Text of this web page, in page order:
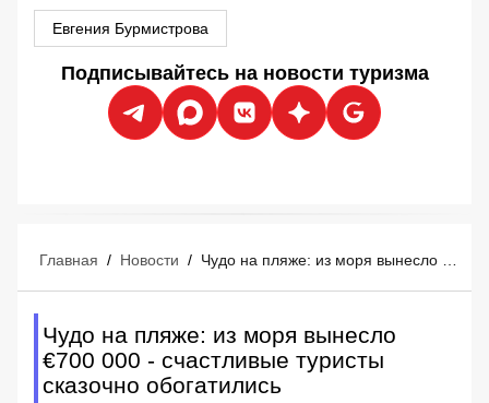
Евгения Бурмистрова
Подписывайтесь на новости туризма
Главная / Новости /
Чудо на пляже: из моря вынесло
€700 000 - счастливые туристы
сказочно обогатились